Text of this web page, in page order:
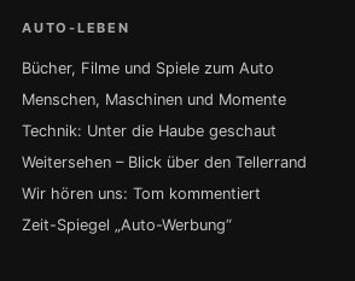
AUTO-LEBEN
Bücher, Filme und Spiele zum Auto
Menschen, Maschinen und Momente
Technik: Unter die Haube geschaut
Weitersehen – Blick über den Tellerrand
Wir hören uns: Tom kommentiert
Zeit-Spiegel „Auto-Werbung“